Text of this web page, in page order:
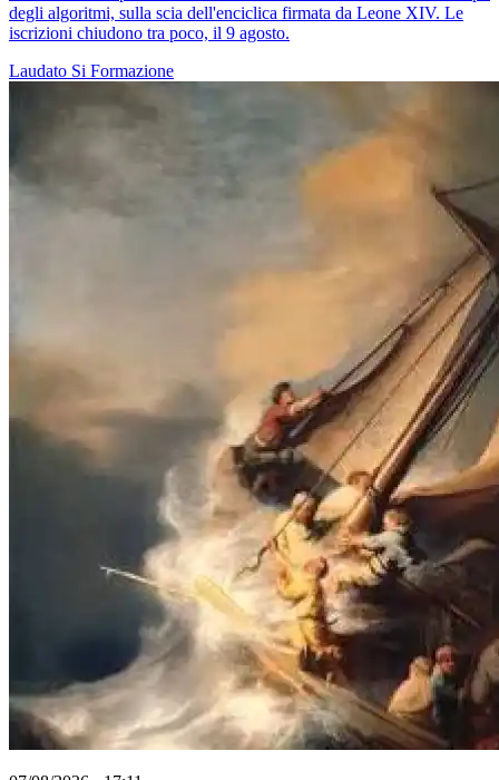
degli algoritmi, sulla scia dell'enciclica firmata da Leone XIV. Le
iscrizioni chiudono tra poco, il 9 agosto.
Laudato Si Formazione